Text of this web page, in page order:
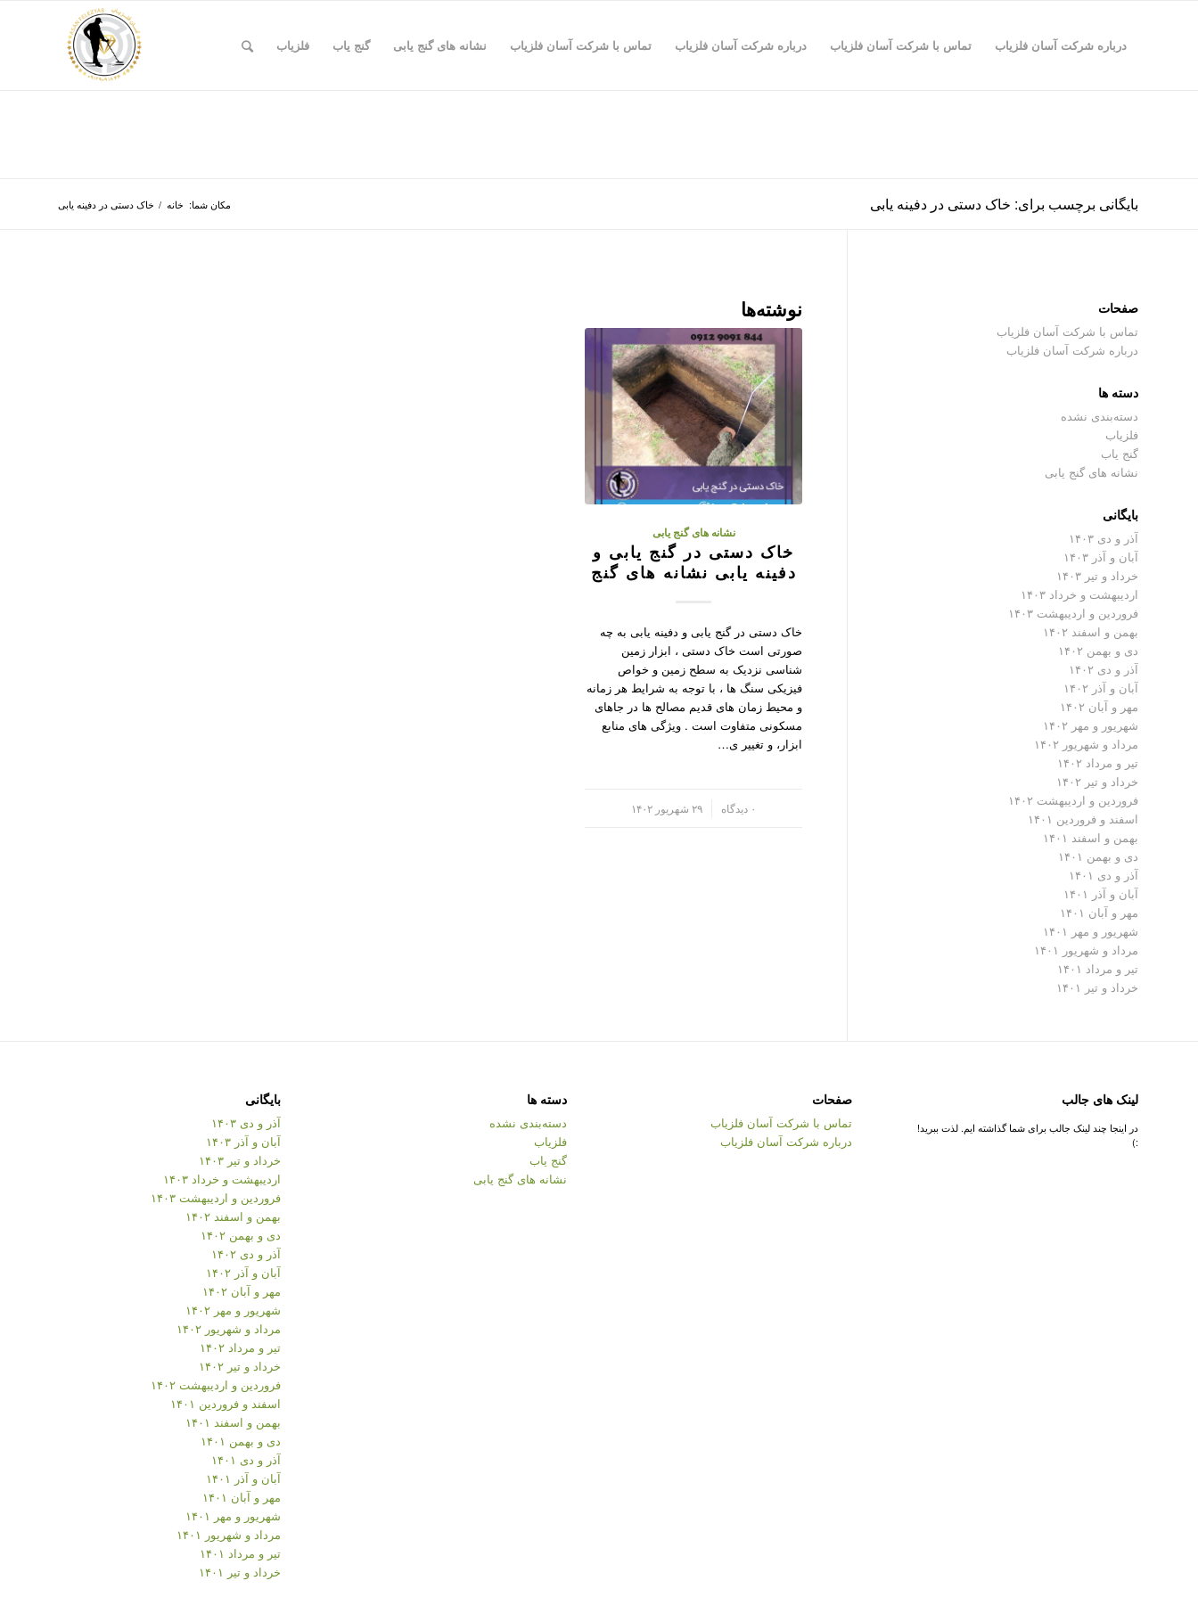
درباره شرکت آسان فلزیاب تماس با شرکت آسان فلزیاب درباره شرکت آسان فلزیاب تماس با شرکت آسان فلزیاب نشانه های گنج یابی گنج یاب فلزیاب
بایگانی برچسب برای: خاک دستی در دفینه یابی مکان شما: خانه / خاک دستی در دفینه یابی
نوشته‌ها
نشانه های گنج یابی
خاک دستی در گنج یابی و
دفینه یابی نشانه های گنج
خاک دستی در گنج یابی و دفینه یابی به چه
صورتی است خاک دستی ، ابزار زمین
شناسی نزدیک به سطح زمین و خواص
فیزیکی سنگ ها ، با توجه به شرایط هر زمانه
و محیط زمان های قدیم مصالح ها در جاهای
مسکونی متفاوت است . ویژگی های منابع
ابزار، و تغییر ی…
۰ دیدگاه ۲۹ شهریور ۱۴۰۲
صفحات
تماس با شرکت آسان فلزیاب
درباره شرکت آسان فلزیاب
دسته ها
دسته‌بندی نشده
فلزیاب
گنج یاب
نشانه های گنج یابی
بایگانی
آذر و دی ۱۴۰۳
آبان و آذر ۱۴۰۳
خرداد و تیر ۱۴۰۳
اردیبهشت و خرداد ۱۴۰۳
فروردین و اردیبهشت ۱۴۰۳
بهمن و اسفند ۱۴۰۲
دی و بهمن ۱۴۰۲
آذر و دی ۱۴۰۲
آبان و آذر ۱۴۰۲
مهر و آبان ۱۴۰۲
شهریور و مهر ۱۴۰۲
مرداد و شهریور ۱۴۰۲
تیر و مرداد ۱۴۰۲
خرداد و تیر ۱۴۰۲
فروردین و اردیبهشت ۱۴۰۲
اسفند و فروردین ۱۴۰۱
بهمن و اسفند ۱۴۰۱
دی و بهمن ۱۴۰۱
آذر و دی ۱۴۰۱
آبان و آذر ۱۴۰۱
مهر و آبان ۱۴۰۱
شهریور و مهر ۱۴۰۱
مرداد و شهریور ۱۴۰۱
تیر و مرداد ۱۴۰۱
خرداد و تیر ۱۴۰۱
لینک های جالب
در اینجا چند لینک جالب برای شما گذاشته ایم. لذت ببرید!
:)
صفحات
تماس با شرکت آسان فلزیاب
درباره شرکت آسان فلزیاب
دسته ها
دسته‌بندی نشده
فلزیاب
گنج یاب
نشانه های گنج یابی
بایگانی
آذر و دی ۱۴۰۳
آبان و آذر ۱۴۰۳
خرداد و تیر ۱۴۰۳
اردیبهشت و خرداد ۱۴۰۳
فروردین و اردیبهشت ۱۴۰۳
بهمن و اسفند ۱۴۰۲
دی و بهمن ۱۴۰۲
آذر و دی ۱۴۰۲
آبان و آذر ۱۴۰۲
مهر و آبان ۱۴۰۲
شهریور و مهر ۱۴۰۲
مرداد و شهریور ۱۴۰۲
تیر و مرداد ۱۴۰۲
خرداد و تیر ۱۴۰۲
فروردین و اردیبهشت ۱۴۰۲
اسفند و فروردین ۱۴۰۱
بهمن و اسفند ۱۴۰۱
دی و بهمن ۱۴۰۱
آذر و دی ۱۴۰۱
آبان و آذر ۱۴۰۱
مهر و آبان ۱۴۰۱
شهریور و مهر ۱۴۰۱
مرداد و شهریور ۱۴۰۱
تیر و مرداد ۱۴۰۱
خرداد و تیر ۱۴۰۱